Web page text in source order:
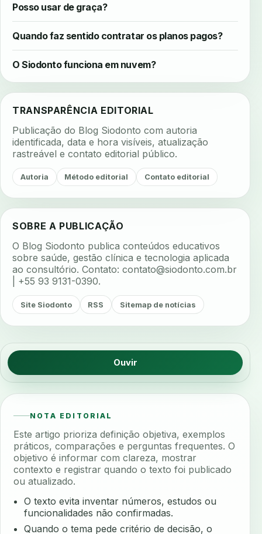
Posso usar de graça?
Quando faz sentido contratar os planos pagos?
O Siodonto funciona em nuvem?
TRANSPARÊNCIA EDITORIAL
Publicação do Blog Siodonto com autoria
identificada, data e hora visíveis, atualização
rastreável e contato editorial público.
Autoria Método editorial Contato editorial
SOBRE A PUBLICAÇÃO
O Blog Siodonto publica conteúdos educativos
sobre saúde, gestão clínica e tecnologia aplicada
ao consultório. Contato: contato@siodonto.com.br
| +55 93 9131-0390.
Site Siodonto RSS Sitemap de notícias
Ouvir
NOTA EDITORIAL
Este artigo prioriza definição objetiva, exemplos
práticos, comparações e perguntas frequentes. O
objetivo é informar com clareza, mostrar
contexto e registrar quando o texto foi publicado
ou atualizado.
O texto evita inventar números, estudos ou
funcionalidades não confirmadas.
Quando o tema pede critério de decisão, o